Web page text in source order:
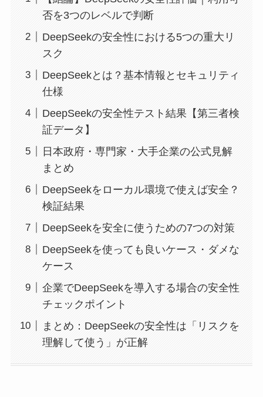
否を3つのレベルで判断
DeepSeekの安全性における5つの重大リ
スク
DeepSeekとは？基本情報とセキュリティ
仕様
DeepSeekの安全性テスト結果【第三者検
証データ】
日本政府・専門家・大手企業の公式見解
まとめ
DeepSeekをローカル環境で使えば安全？
検証結果
DeepSeekを安全に使うための7つの対策
DeepSeekを使っても良いケース・ダメな
ケース
企業でDeepSeekを導入する場合の安全性
チェックポイント
まとめ：DeepSeekの安全性は「リスクを
理解して使う」が正解